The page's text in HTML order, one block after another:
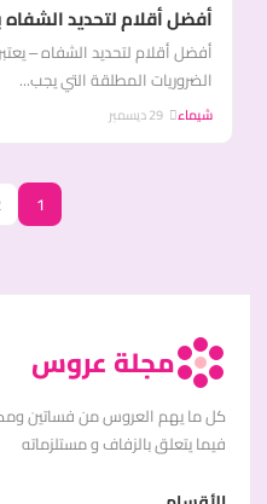
أفضل أقلام لتحديد الشفاه
أفضل أقلام لتحديد الشفاه –
الضروريات المطلقة التي يجب...
شيماء
1
مجلة عروس
كل ما يهم العروس من فساتين
فيما يتعلق بالزفاف و مستلزماته